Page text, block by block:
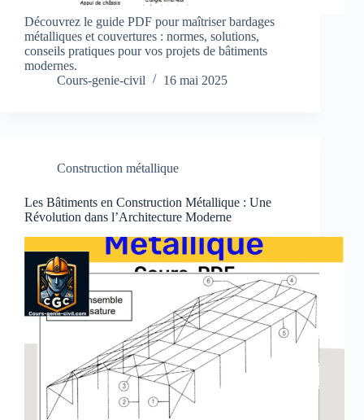
Découvrez le guide PDF pour maîtriser bardages
métalliques et couvertures : normes, solutions,
conseils pratiques pour vos projets de bâtiments
modernes.
Cours-genie-civil
16 mai 2025
Construction métallique
Les Bâtiments en Construction Métallique : Une
Révolution dans l’Architecture Moderne